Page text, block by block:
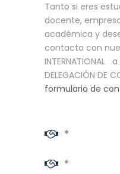
Tanto si eres
docente,
académica y
contacto con
INTERNATIONAL
DELEGACIÓN DE
formulario de
*
*